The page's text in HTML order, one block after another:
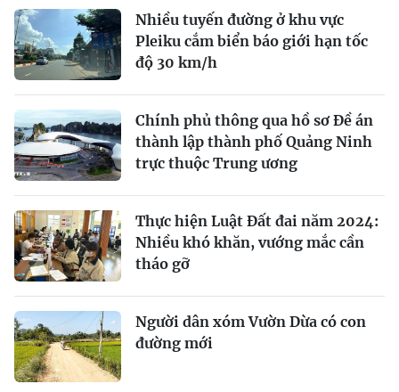
Nhiều tuyến đường ở khu vực
Pleiku cắm biển báo giới hạn tốc
độ 30 km/h
Chính phủ thông qua hồ sơ Đề án
thành lập thành phố Quảng Ninh
trực thuộc Trung ương
Thực hiện Luật Đất đai năm 2024:
Nhiều khó khăn, vướng mắc cần
tháo gỡ
Người dân xóm Vườn Dừa có con
đường mới